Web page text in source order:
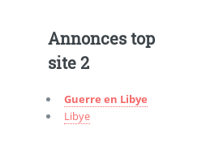
Annonces top
site 2
Guerre en Libye
Libye